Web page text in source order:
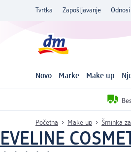
Tvrtka Zapošljavanje
Novo Marke Make up
Početna Make up Šminka
EVELINE